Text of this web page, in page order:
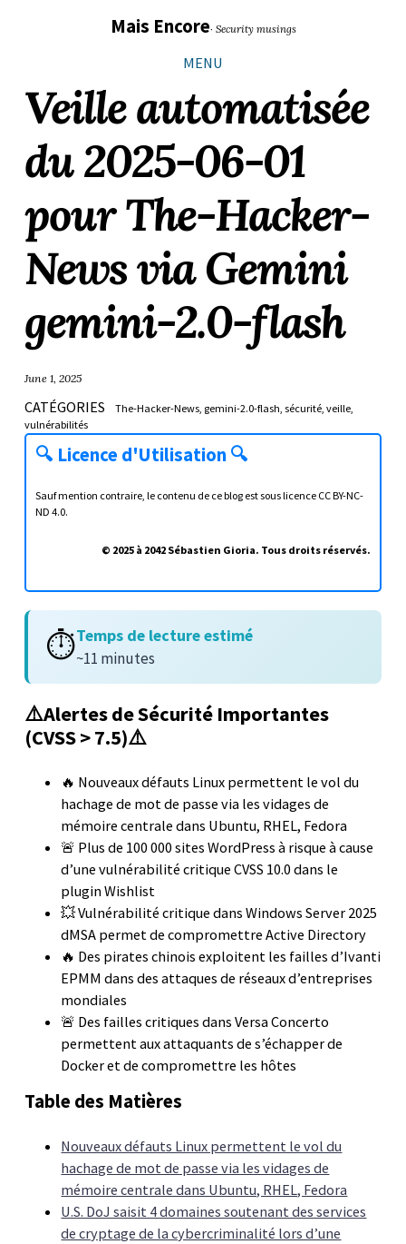
principale
page
Mais Encore· Security musings
MENU
Veille automatisée
du 2025-06-01
pour The-Hacker-
News via Gemini
gemini-2.0-flash
June 1, 2025
CATÉGORIES The-Hacker-News gemini-2.0-flash sécurité veille
vulnérabilités
🔍 Licence d'Utilisation 🔍
Sauf mention contraire, le contenu de ce blog est sous licence CC BY-NC-
ND 4.0.
© 2025 à 2042 Sébastien Gioria. Tous droits réservés.
⏱️Temps de lecture estimé
~11 minutes
⚠️Alertes de Sécurité Importantes
(CVSS > 7.5)⚠️
🔥 Nouveaux défauts Linux permettent le vol du
hachage de mot de passe via les vidages de
mémoire centrale dans Ubuntu, RHEL, Fedora
🚨 Plus de 100 000 sites WordPress à risque à cause
d’une vulnérabilité critique CVSS 10.0 dans le
plugin Wishlist
💥 Vulnérabilité critique dans Windows Server 2025
dMSA permet de compromettre Active Directory
🔥 Des pirates chinois exploitent les failles d’Ivanti
EPMM dans des attaques de réseaux d’entreprises
mondiales
🚨 Des failles critiques dans Versa Concerto
permettent aux attaquants de s’échapper de
Docker et de compromettre les hôtes
Table des Matières
Nouveaux défauts Linux permettent le vol du
hachage de mot de passe via les vidages de
mémoire centrale dans Ubuntu, RHEL, Fedora
U.S. DoJ saisit 4 domaines soutenant des services
de cryptage de la cybercriminalité lors d’une